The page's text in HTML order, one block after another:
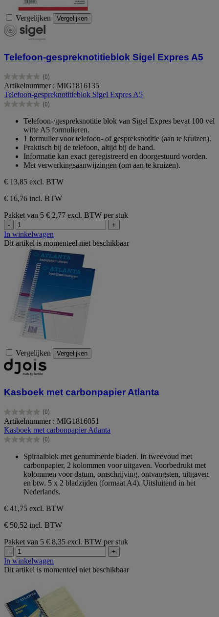
Vergelijken Vergelijken
Telefoon-gespreknotitieblok Sigel Expres A5
(0)
0.0
van
de
5
Artikelnummer : MIG1816135
Telefoon-gespreknotitieblok Sigel Expres A5
(0)
0.0
sterren.
Telefoon-/gespreksnotitie blok van Sigel Expres bevat 100 vel
witte A5 formulieren.
1 formulier voor telefoon- of gespreksnotitie (aan te kruizen).
Praktisch bij de telefoon, altijd bij de hand.
Informatie kan exact geregistreerd en doorgestuurd worden.
Met verwerkingsaanwijzingen (om aan te kruizen).
€ 13,85 excl. BTW
€ 16,76 incl. BTW
Pakket van 5 € 2,77 excl. BTW per stuk
- +
In winkelwagen
Dit artikel is momenteel niet beschikbaar
Vergelijken Vergelijken
Kasboek met carbonpapier Atlanta
(0)
0.0
van
de
5
Artikelnummer : MIG1816051
Kasboek met carbonpapier Atlanta
(0)
0.0
sterren.
Spiraalblok met genummerde bladen. In tweevoud met
carbonpapier, 2 kolommen voor uitgaven. Voorbedrukt met
kolommen voor datum, omschrijving, ontvangsten, uitgaven
en btw. 5 x 2 bladzijden (formaat A4). Uitsluitend in het
Nederlands.
€ 41,75 excl. BTW
€ 50,52 incl. BTW
Pakket van 5 € 8,35 excl. BTW per stuk
- +
In winkelwagen
Dit artikel is momenteel niet beschikbaar